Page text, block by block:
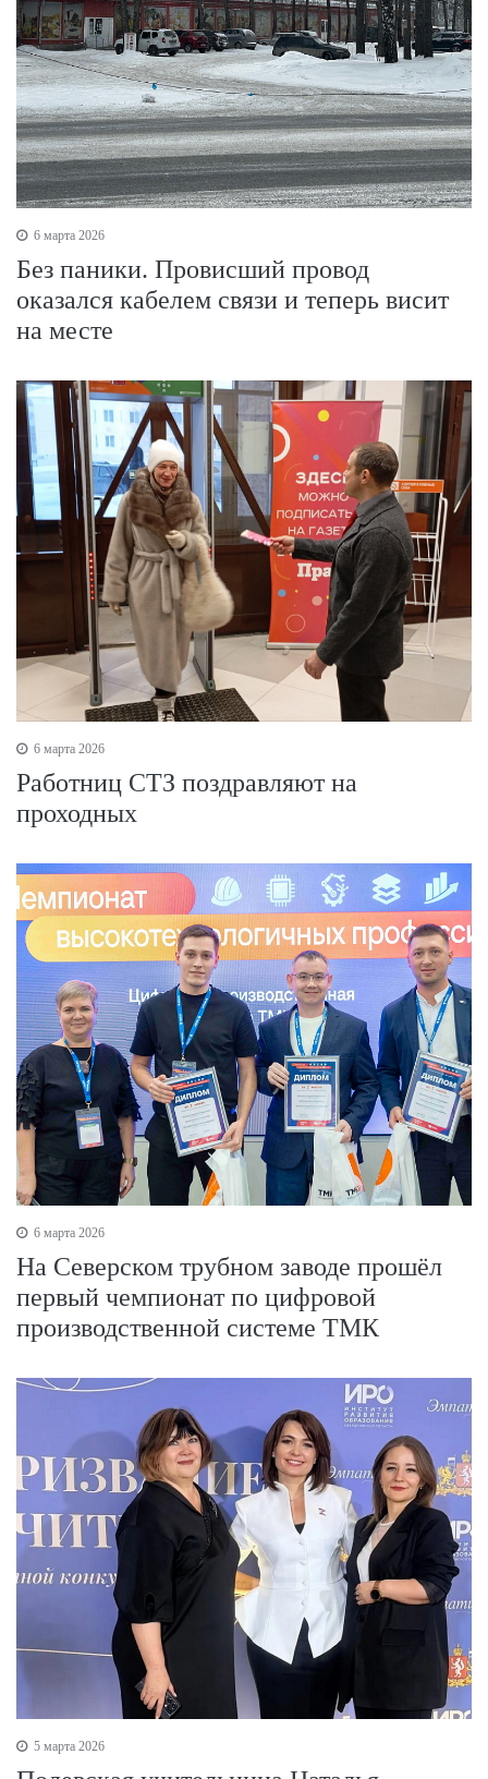
6 марта 2026
Без паники. Провисший провод
оказался кабелем связи и теперь висит
на месте
6 марта 2026
Работниц СТЗ поздравляют на
проходных
6 марта 2026
На Северском трубном заводе прошёл
первый чемпионат по цифровой
производственной системе ТМК
5 марта 2026